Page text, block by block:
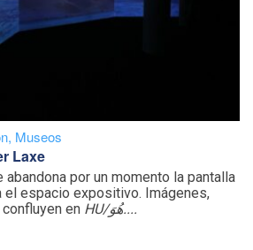
, Museos
Laxe
abandona por un momento la pantalla
el espacio expositivo. Imágenes,
en
HU/هُوَ....